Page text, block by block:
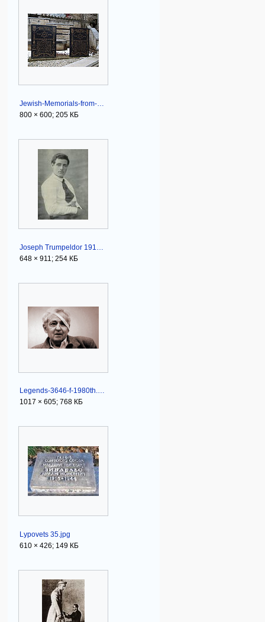
Jewish-Memorials-from-Dupnitsa-Bulgaria.jpg
800 × 600; 205 КБ
648 × 911; 254 КБ
Legends-3646-f-1980th.png
1017 × 605; 768 КБ
Lypovets 35.jpg
610 × 426; 149 КБ